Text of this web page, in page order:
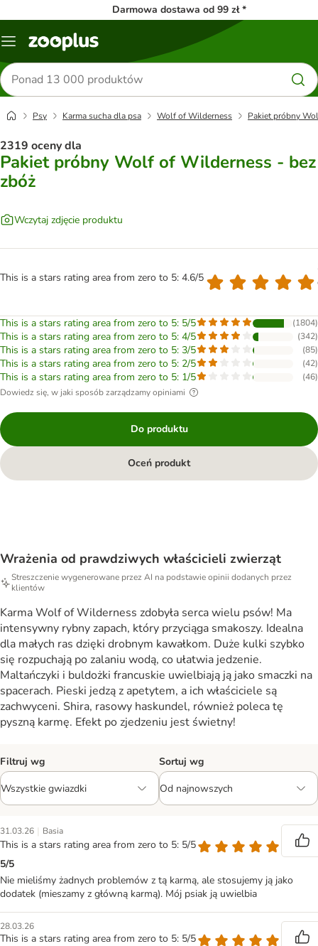
Darmowa dostawa od 99 zł *
Menu
Szukaj
produktów
Psy Karma sucha dla psa Wolf of Wilderness Pakiet próbny
2319 oceny dla
Pakiet próbny Wolf of Wilderness - bez
zbóż
Wczytaj zdjęcie produktu
This is a stars rating area from zero to 5: 4.6/5
This is a stars rating area from zero to 5: 5/5 (1804)
This is a stars rating area from zero to 5: 4/5 (342)
This is a stars rating area from zero to 5: 3/5 (85)
This is a stars rating area from zero to 5: 2/5 (42)
This is a stars rating area from zero to 5: 1/5 (46)
Dowiedz się, w jaki sposób zarządzamy opiniami
Do produktu
Oceń produkt
Wrażenia od prawdziwych właścicieli zwierząt
Streszczenie wygenerowane przez AI na podstawie opinii dodanych przez
klientów
Karma Wolf of Wilderness zdobyła serca wielu psów! Ma
intensywny rybny zapach, który przyciąga smakoszy. Idealna
dla małych ras dzięki drobnym kawałkom. Duże kulki szybko
się rozpuchają po zalaniu wodą, co ułatwia jedzenie.
Maltańczyki i buldożki francuskie uwielbiają ją jako smaczki na
spacerach. Pieski jedzą z apetytem, a ich właściciele są
zachwyceni. Shira, rasowy haskundel, również poleca tę
pyszną karmę. Efekt po zjedzeniu jest świetny!
Filtruj wg Sortuj wg
31.03.26 | Basia
This is a stars rating area from zero to 5: 5/5
5/5
Nie mieliśmy żadnych problemów z tą karmą, ale stosujemy ją jako
dodatek (mieszamy z główną karmą). Mój psiak ją uwielbia
28.03.26
This is a stars rating area from zero to 5: 5/5